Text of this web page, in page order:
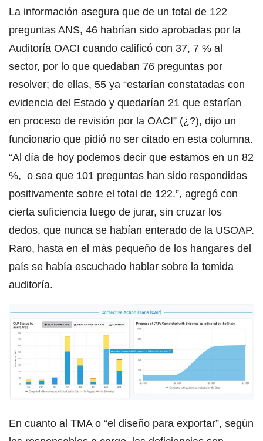
La información asegura que de un total de 122
preguntas ANS, 46 habrían sido aprobadas por la
Auditoría OACI cuando calificó con 37, 7 % al
sector, por lo que quedaban 76 preguntas por
resolver; de ellas, 55 ya “estarían constatadas con
evidencia del Estado y quedarían 21 que estarían
en proceso de revisión por la OACI” (¿?), dijo un
funcionario que pidió no ser citado en esta columna.
“Al día de hoy podemos decir que estamos en un 82
%, o sea que 101 preguntas han sido respondidas
positivamente sobre el total de 122.”, agregó con
cierta suficiencia luego de jurar, sin cruzar los
dedos, que nunca se habían enterado de la USOAP.
Raro, hasta en el más pequeño de los hangares del
país se había escuchado hablar sobre la temida
auditoría.
En cuanto al TMA o “el diseño para exportar”, según